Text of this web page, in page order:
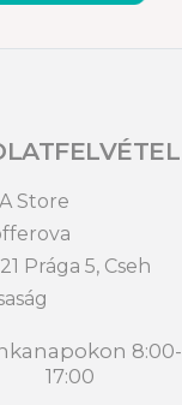
Store
21 Prága 5, Cseh
8:00-
17:00